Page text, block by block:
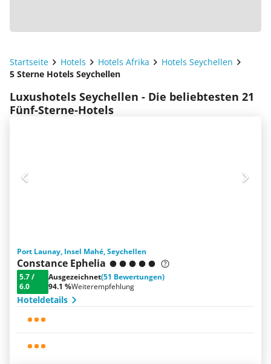
Startseite Hotels Hotels Afrika
Hotels Seychellen
5 Sterne Hotels Seychellen
Luxushotels Seychellen - Die beliebtesten 21
Fünf-Sterne-Hotels
Port Launay, Insel Mahé, Seychellen
Constance Ephelia
5.7/
6.0
Ausgezeichnet(51 Bewertungen)
94.1 %Weiterempfehlung
Hoteldetails